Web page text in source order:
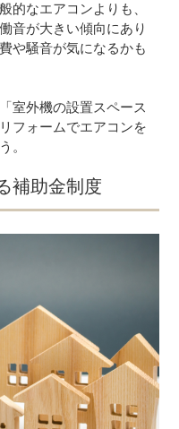
的なエアコンよりも、
音が大きい傾向にあり
や騒音が気になるかも
室外機の設置スペース
フォームでエアコンを
。
補助金制度